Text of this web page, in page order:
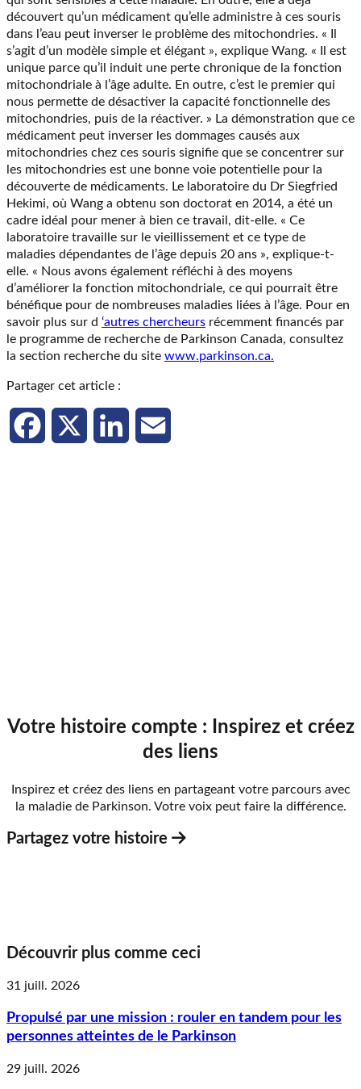
découvert qu’un médicament qu’elle administre à ces souris
dans l’eau peut inverser le problème des mitochondries. « Il
s’agit d’un modèle simple et élégant », explique Wang. « Il est
unique parce qu’il induit une perte chronique de la fonction
mitochondriale à l’âge adulte. En outre, c’est le premier qui
nous permette de désactiver la capacité fonctionnelle des
mitochondries, puis de la réactiver. » La démonstration que ce
médicament peut inverser les dommages causés aux
mitochondries chez ces souris signifie que se concentrer sur
les mitochondries est une bonne voie potentielle pour la
découverte de médicaments. Le laboratoire du Dr Siegfried
Hekimi, où Wang a obtenu son doctorat en 2014, a été un
cadre idéal pour mener à bien ce travail, dit-elle. « Ce
laboratoire travaille sur le vieillissement et ce type de
maladies dépendantes de l’âge depuis 20 ans », explique-t-
elle. « Nous avons également réfléchi à des moyens
d’améliorer la fonction mitochondriale, ce qui pourrait être
bénéfique pour de nombreuses maladies liées à l’âge. Pour en
savoir plus sur d ‘autres chercheurs récemment financés par
le programme de recherche de Parkinson Canada, consultez
la section recherche du site www.parkinson.ca.
Partager cet article :
Facebook LinkedIn
Votre histoire compte : Inspirez et créez
des liens
Inspirez et créez des liens en partageant votre parcours avec
la maladie de Parkinson. Votre voix peut faire la différence.
Partagez votre histoire
Découvrir plus comme ceci
31 juill. 2026
Propulsé par une mission : rouler en tandem pour les
personnes atteintes de le Parkinson
29 juill. 2026